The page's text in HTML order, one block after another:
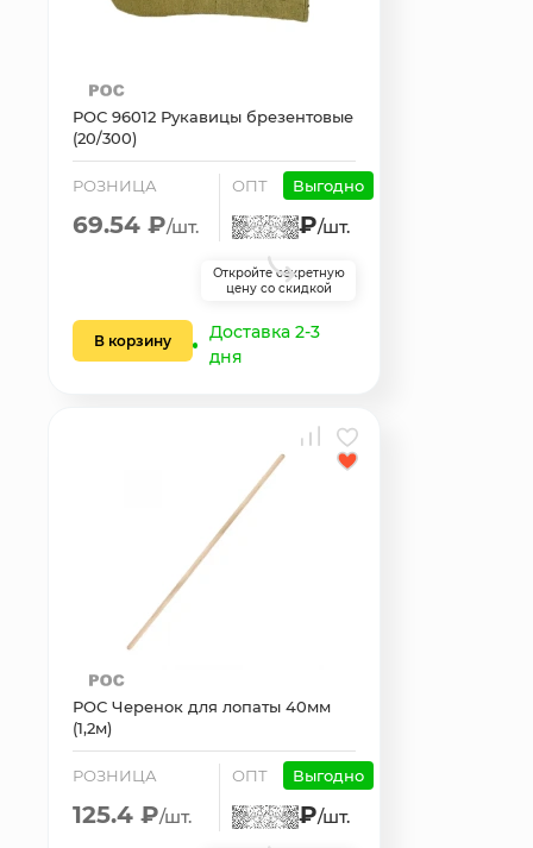
РОС 96012 Рукавицы брезентовые
(20/300)
РОЗНИЦА
69.54 ₽/шт.
ОПТ Выгодно
₽/шт.
Откройте секретную
цену со скидкой
В корзину
Доставка 2-3
дня
РОС Черенок для лопаты 40мм
(1,2м)
РОЗНИЦА
125.4 ₽/шт.
ОПТ Выгодно
₽/шт.